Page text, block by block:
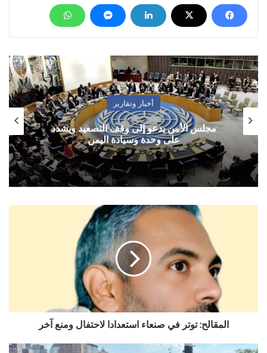
أخبار وتقارير
مجلس الأمن يدعو إلى وقف التصعيد ويشدد
على وحدة وسيادة اليمن
المقالح: توتر في صنعاء استعدادا لاحتفال ومنع آخر
عن